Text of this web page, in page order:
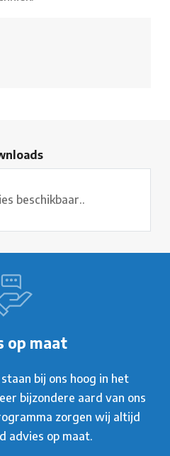
beschikbaar..
op maat
bij ons hoog in het
bijzondere aard van ons
zorgen wij altijd
advies op maat.